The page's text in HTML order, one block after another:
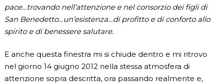
pace…trovando nell’attenzione e nel consorzio dei figli di
San Benedetto…un’esistenza…di profitto e di conforto allo
spirito e di benessere salutare.
E anche questa finestra mi si chiude dentro e mi ritrovo
nel giorno 14 giugno 2012 nella stessa atmosfera di
attenzione sopra descritta, ora passando realmente e,